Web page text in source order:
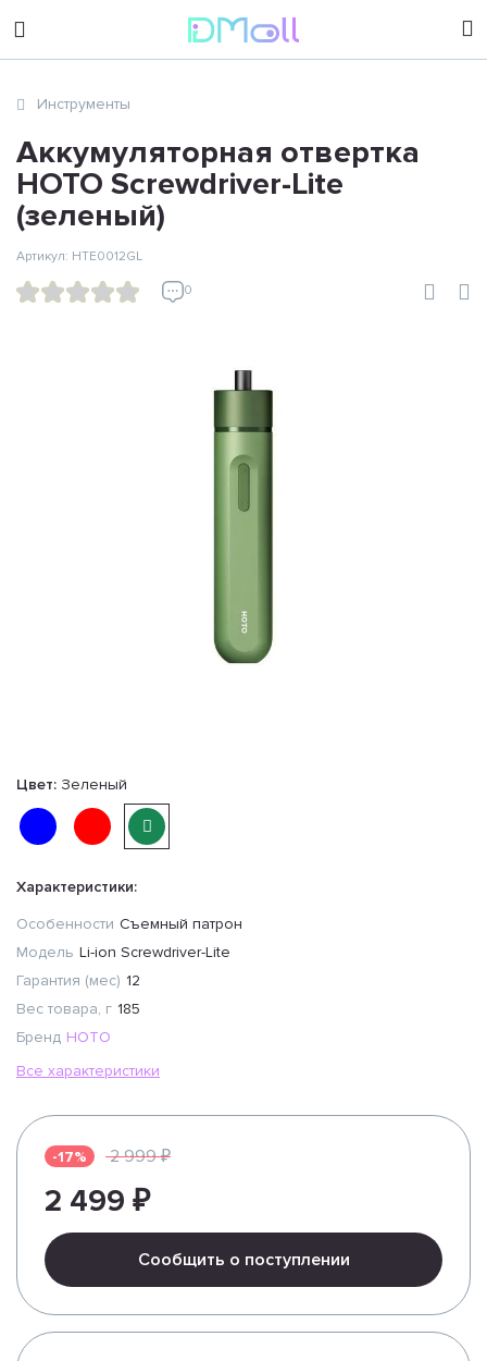
sales@dimoll.ru
Инструменты
Аккумуляторная отвертка
HOTO Screwdriver-Lite
(зеленый)
0
Артикул: HTE0012GL
Цвет: Зеленый
Характеристики:
Особенности Съемный патрон
Модель Li-ion Screwdriver-Lite
Гарантия (мес) 12
Вес товара, г 185
Бренд HOTO
Все характеристики
-17% 2 999 ₽
2 499 ₽
Сообщить о поступлении